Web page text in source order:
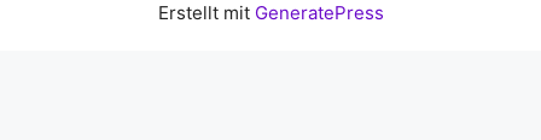
Erstellt mit GeneratePress